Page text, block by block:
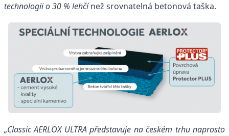
technologii o 30 % lehčínež srovnatelná betonová taška.
„Classic AERLOX ULTRA představuje na českém trhu naprosto